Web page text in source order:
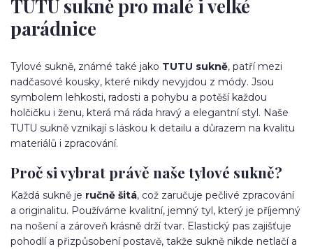
TUTU sukně pro malé i velké
parádnice
Tylové sukně, známé také jako TUTU sukně, patří mezi
nadčasové kousky, které nikdy nevyjdou z módy. Jsou
symbolem lehkosti, radosti a pohybu a potěší každou
holčičku i ženu, která má ráda hravý a elegantní styl. Naše
TUTU sukně vznikají s láskou k detailu a důrazem na kvalitu
materiálů i zpracování.
Proč si vybrat právě naše tylové sukně?
Každá sukně je ručně šitá, což zaručuje pečlivé zpracování
a originalitu. Používáme kvalitní, jemný tyl, který je příjemný
na nošení a zároveň krásně drží tvar. Elastický pas zajišťuje
pohodlí a přizpůsobení postavě, takže sukně nikde netlačí a